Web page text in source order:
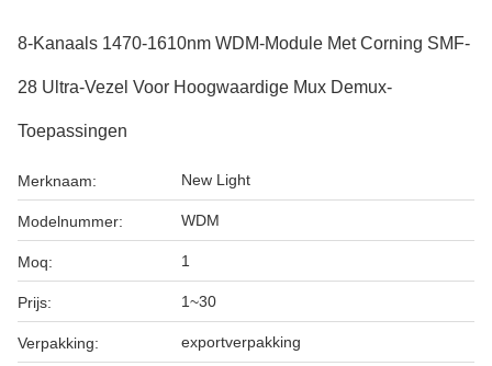
8-Kanaals 1470-1610nm WDM-Module Met Corning SMF-
28 Ultra-Vezel Voor Hoogwaardige Mux Demux-
Toepassingen
Merknaam: New Light
Modelnummer: WDM
Moq: 1
Prijs: 1~30
Verpakking: exportverpakking